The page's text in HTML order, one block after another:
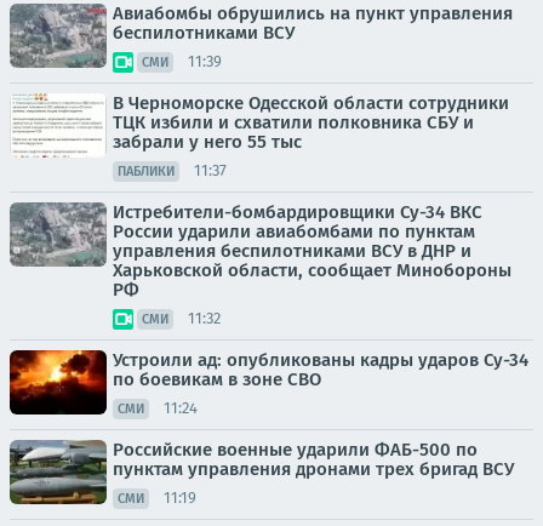
Авиабомбы обрушились на пункт управления
беспилотниками ВСУ
СМИ 11:39
В Черноморске Одесской области сотрудники
ТЦК избили и схватили полковника СБУ и
забрали у него 55 тыс
ПАБЛИКИ 11:37
Истребители-бомбардировщики Су-34 ВКС
России ударили авиабомбами по пунктам
управления беспилотниками ВСУ в ДНР и
Харьковской области, сообщает Минобороны
РФ
СМИ 11:32
Устроили ад: опубликованы кадры ударов Су-34
по боевикам в зоне СВО
СМИ 11:24
Российские военные ударили ФАБ-500 по
пунктам управления дронами трех бригад ВСУ
СМИ 11:19